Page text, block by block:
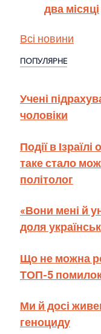
два місяці
Всі новини
ПОПУЛЯРНЕ
Учені
чоловіки
Події в
таке стало
політолог
«Вони мені й
доля
Що не можна
ТОП-5
Ми й досі
геноциду